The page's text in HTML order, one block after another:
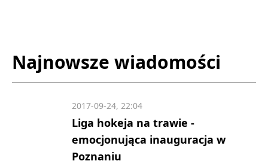
Najnowsze wiadomości
Liga hokeja na trawie -
emocjonująca inauguracja w
Poznaniu
2017-09-24, 22:04